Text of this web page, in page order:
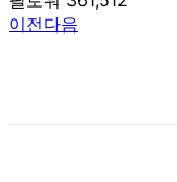
이전다음